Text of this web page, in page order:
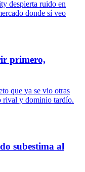
despierta ruido en
donde sí veo
primero,
que ya se vio otras
rival y dominio tardío.
subestima al